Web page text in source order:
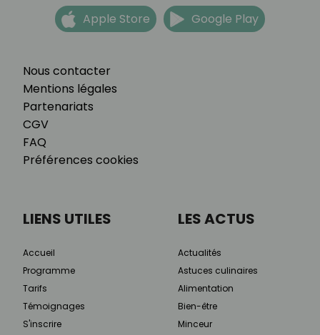
Nous contacter
Mentions légales
Partenariats
CGV
FAQ
Préférences cookies
Apple Store Google Play
LIENS UTILES
Accueil
Programme
Tarifs
Témoignages
S'inscrire
LES ACTUS
Actualités
Astuces culinaires
Alimentation
Bien-être
Minceur